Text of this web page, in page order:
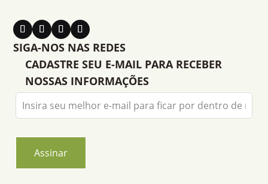
SIGA-NOS NAS REDES
CADASTRE SEU E-MAIL PARA RECEBER
NOSSAS INFORMAÇÕES
Leave
this
blank
Assinar